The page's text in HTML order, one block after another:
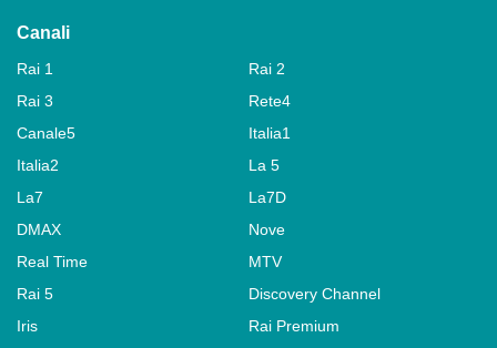
Canali
Rai 1
Rai 2
Rai 3
Rete4
Canale5
Italia1
Italia2
La 5
La7
La7D
DMAX
Nove
Real Time
MTV
Rai 5
Discovery Channel
Iris
Rai Premium